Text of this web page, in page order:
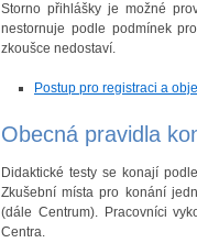
Storno přihlášky je možné
nestornuje podle podmínek
zkoušce nedostaví.
Postup pro registraci a
Obecná pravidla
Didaktické testy se konají
Zkušební místa pro konání
(dále Centrum). Pracovníci
Centra.